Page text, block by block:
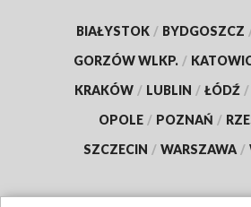
BIAŁYSTOK / BYDGOSZCZ
GORZÓW WLKP. /
KRAKÓW / LUBLIN / ŁÓDŹ /
OPOLE / POZNAŃ /
SZCZECIN / WARSZAWA /